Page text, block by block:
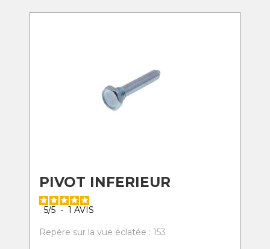
PIVOT INFERIEUR
5/5 - 1 AVIS
Repère sur la vue éclatée : 153